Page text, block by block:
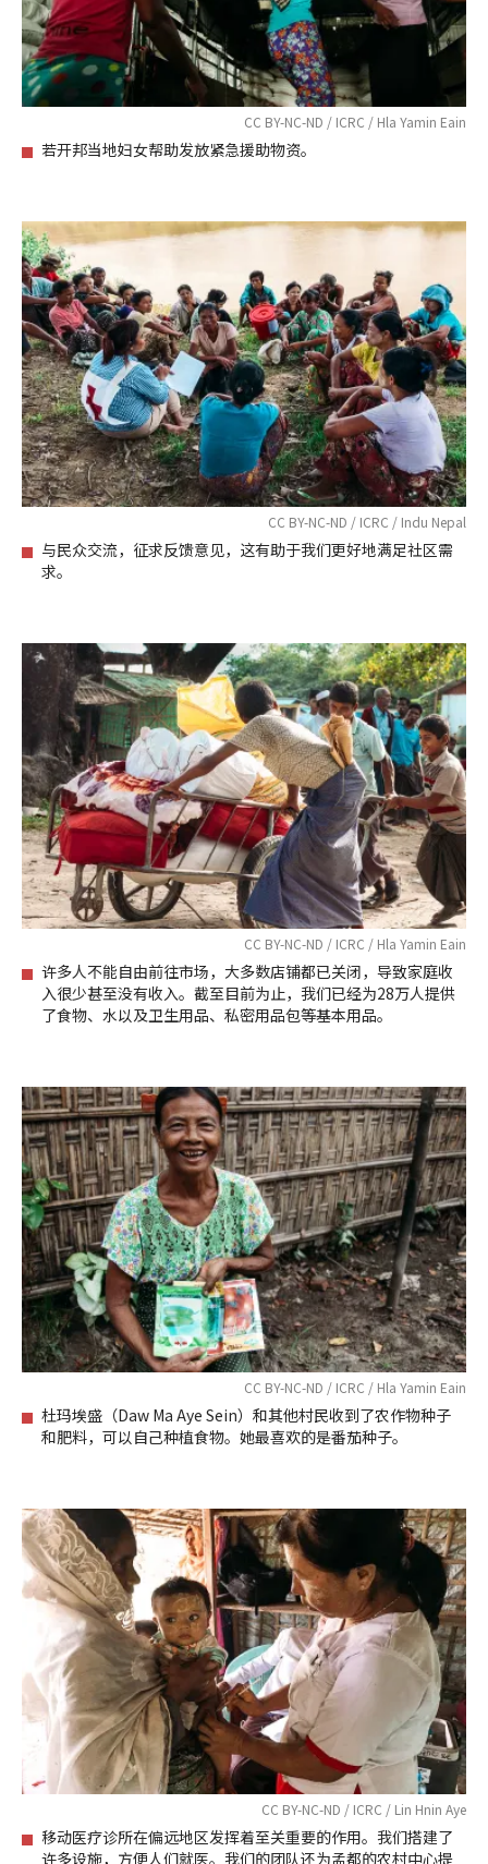
CC BY-NC-ND / ICRC / Hla Yamin Eain
若开邦当地妇女帮助发放紧急援助物资。
CC BY-NC-ND / ICRC / Indu Nepal
与民众交流，征求反馈意见，这有助于我们更好地满足社区需
求。
CC BY-NC-ND / ICRC / Hla Yamin Eain
许多人不能自由前往市场，大多数店铺都已关闭，导致家庭收
入很少甚至没有收入。截至目前为止，我们已经为28万人提供
了食物、水以及卫生用品、私密用品包等基本用品。
CC BY-NC-ND / ICRC / Hla Yamin Eain
杜玛埃盛（Daw Ma Aye Sein）和其他村民收到了农作物种子
和肥料，可以自己种植食物。她最喜欢的是番茄种子。
CC BY-NC-ND / ICRC / Lin Hnin Aye
移动医疗诊所在偏远地区发挥着至关重要的作用。我们搭建了
许多设施，方便人们就医。我们的团队还为孟都的农村中心提